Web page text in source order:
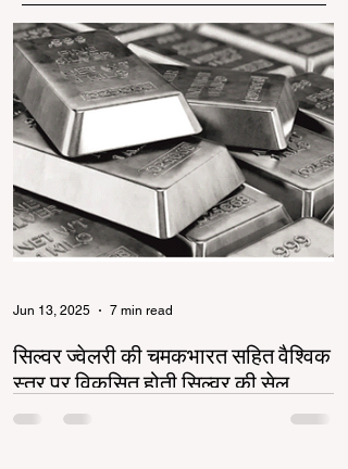
सिल्वर ज्वेलरी की चमकभारत सहित वैश्विक
स्तर पर विकसित होती सिल्वर की सेल
सिल्वर ज्वेलरी उद्योग भारत और वैश्विक स्तर पर तेजी से
Jun 13, 2025 7 min read